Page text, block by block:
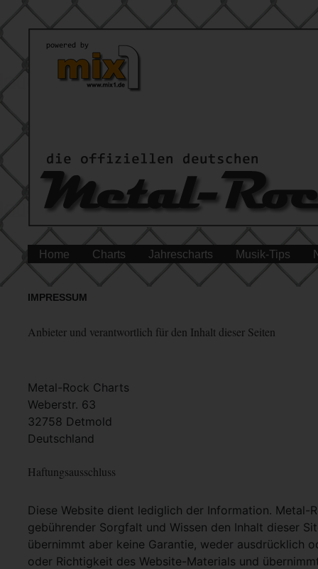
Home Charts Jahrescharts Musik-Tips
IMPRESSUM
Anbieter und verantwortlich für den Inhalt dieser Seiten
Metal-Rock Charts
Weberstr. 63
32758 Detmold
Deutschland
Haftungsausschluss
Diese Website dient lediglich der Information. Metal-
gebührender Sorgfalt und Wissen den Inhalt dieser
übernimmt aber keine Garantie, weder ausdrücklich
oder Richtigkeit des Website-Materials und